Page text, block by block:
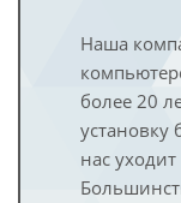
Наша
более 20
установку
нас